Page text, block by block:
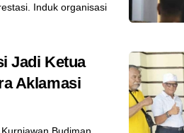
Induk organisasi
Jadi Ketua
Aklamasi
Budiman